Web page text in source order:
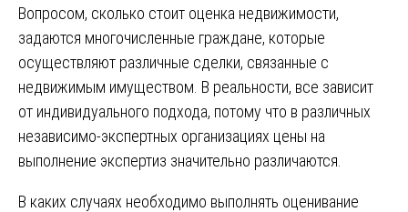
Вопросом, сколько стоит оценка недвижимости,
задаются многочисленные граждане, которые
осуществляют различные сделки, связанные с
недвижимым имуществом. В реальности, все зависит
от индивидуального подхода, потому что в различных
независимо-экспертных организациях цены на
выполнение экспертиз значительно различаются.
В каких случаях необходимо выполнять оценивание